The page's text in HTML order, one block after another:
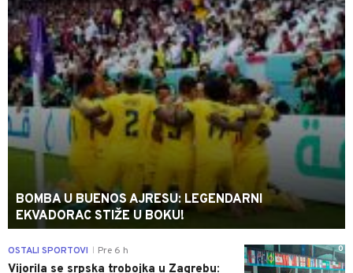
BOMBA U BUENOS AJRESU: LEGENDARNI
EKVADORAC STIŽE U BOKU!
0
OSTALI SPORTOVI Pre 6 h
Vijorila se srpska trobojka u Zagrebu: